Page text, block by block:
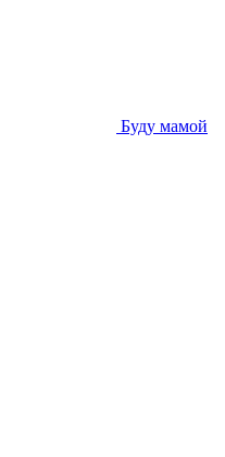
Буду мамой